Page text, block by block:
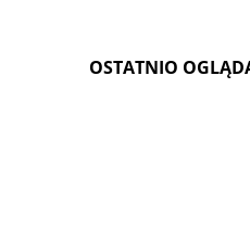
OSTATNIO